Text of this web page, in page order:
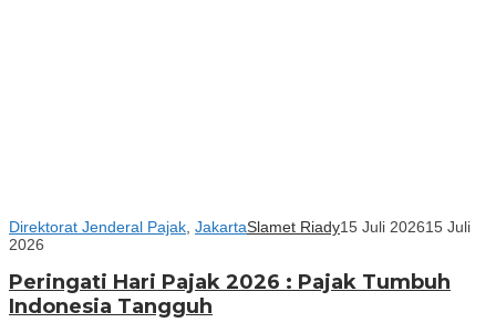
Direktorat Jenderal Pajak JakartaSlamet Riady15 Juli 202615 Juli
2026
Peringati Hari Pajak 2026 : Pajak Tumbuh
Indonesia Tangguh